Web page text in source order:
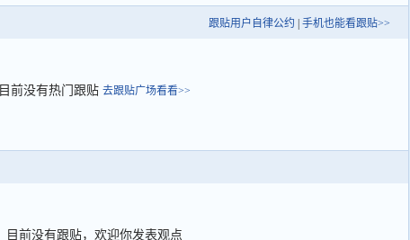
跟贴用户自律公约 手机也能看跟贴>>
目前没有热门跟贴 去跟贴广场看看>>
目前没有跟贴，欢迎你发表观点